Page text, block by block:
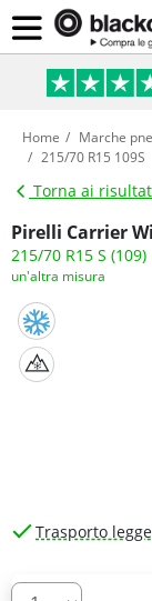
Home Marche
215/70 R15 109S
Torna ai
Pirelli Carrier
215/70 R15 S (109)
un'altra misura
Trasporto